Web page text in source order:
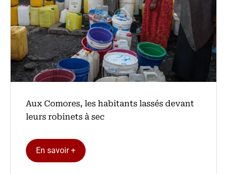
Aux Comores, les habitants lassés devant
leurs robinets à sec
En savoir +